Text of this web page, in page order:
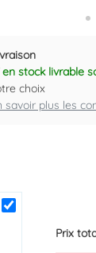
en stock livrable
choix
savoir plus les
Prix